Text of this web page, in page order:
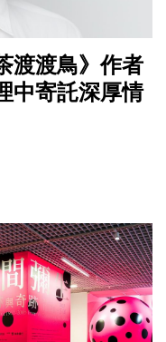
渡渡鳥》作者
中寄託深厚情